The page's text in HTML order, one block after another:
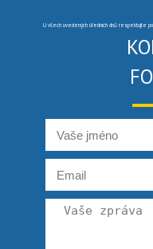
U všech uvedených úředních dnů respektujte